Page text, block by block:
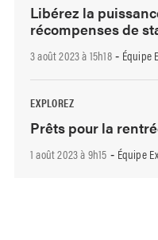
Libérez la
récompenses de
3 août 2023 à 15h18- Équipe
EXPLOREZ
Prêts pour la
1 août 2023 à 9h15 - Équipe